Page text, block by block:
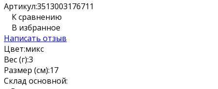
Артикул:3513003176711
К сравнению
В избранное
Написать отзыв
Цвет:микс
Вес (г):3
Размер (см):17
Склад основной: